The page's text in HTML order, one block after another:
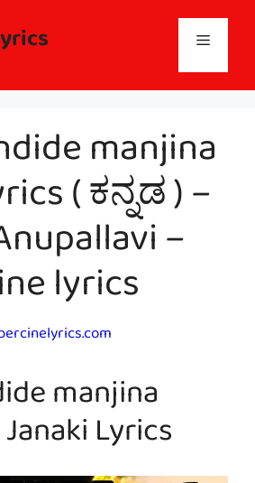
Menu
manjina
( ಕನ್ನಡ ) –
–
lyrics
manjina
Lyrics